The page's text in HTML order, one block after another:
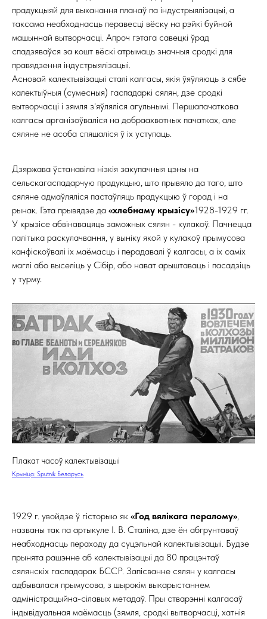
прадукцыяй для выканання планаў па індустрыялізацыі, а
таксама неабходнасць перавесці вёску на рэйкі буйной
машыннай вытворчасці. Апроч гэтага савецкі ўрад
спадзяваўся за кошт вёскі атрымаць значныя сродкі для
правядзення індустрыялізацыі.
Асновай калектывізацыі сталі калгасы, якія ўяўляюць з сябе
калектыўныя (сумесныя) гаспадаркі сялян, дзе сродкі
вытворчасці і зямля з'яўляліся агульнымі. Першапачаткова
калгасы арганізоўваліся на добраахвотных пачатках, але
сяляне не асоба спяшаліся ў іх уступаць.
Дзяржава ўстанавіла нізкія закупачныя цэны на
сельскагаспадарчую прадукцыю, што прывяло да таго, што
сяляне адмаўляліся пастаўляць прадукцыю ў горад і на
рынак. Гэта прывядзе да «хлебнаму крызісу»1928-1929 гг.
У крызісе абвінавацяць заможных сялян - кулакоў. Пачнецца
палітыка раскулачвання, у выніку якой у кулакоў прымусова
канфіскоўвалі іх маёмасць і перадавалі ў калгасы, а іх саміх
маглі або выселіць у Сібір, або нават арыштаваць і пасадзіць
у турму.
Плакат часоў калектывізацыі
Крыніца: Sputnik Беларусь
1929 г. увойдзе ў гісторыю як «Год вялікага пералому»,
названы так па артыкуле І. В. Сталіна, дзе ён абгрунтаваў
неабходнасць пераходу да суцэльнай калектывізацыі. Будзе
прынята рашэнне аб калектывізацыі да 80 працэнтаў
сялянскіх гаспадарак БССР. Запісванне сялян у калгасы
адбывалася прымусова, з шырокім выкарыстаннем
адміністрацыйна-сілавых метадаў. Пры стварэнні калгасаў
індывідуальная маёмасць (зямля, сродкі вытворчасці, хатнія